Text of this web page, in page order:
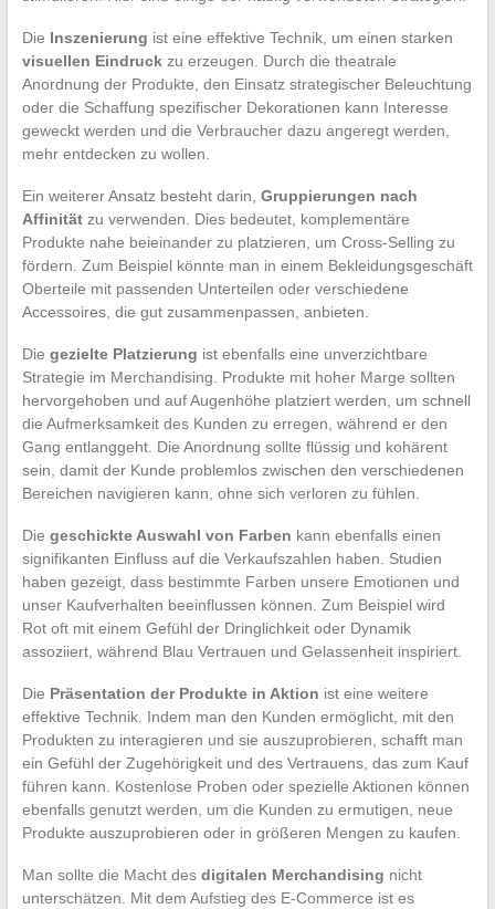
Die Inszenierung ist eine effektive Technik, um einen starken
visuellen Eindruckzu erzeugen. Durch die theatrale
Anordnung der Produkte, den Einsatz strategischer Beleuchtung
oder die Schaffung spezifischer Dekorationen kann Interesse
geweckt werden und die Verbraucher dazu angeregt werden,
mehr entdecken zu wollen.
Ein weiterer Ansatz besteht darin, Gruppierungen nach
Affinitätzu verwenden. Dies bedeutet, komplementäre
Produkte nahe beieinander zu platzieren, um Cross-Selling zu
fördern. Zum Beispiel könnte man in einem Bekleidungsgeschäft
Oberteile mit passenden Unterteilen oder verschiedene
Accessoires, die gut zusammenpassen, anbieten.
Die gezielte Platzierung ist ebenfalls eine unverzichtbare
Strategie im Merchandising. Produkte mit hoher Marge sollten
hervorgehoben und auf Augenhöhe platziert werden, um schnell
die Aufmerksamkeit des Kunden zu erregen, während er den
Gang entlanggeht. Die Anordnung sollte flüssig und kohärent
sein, damit der Kunde problemlos zwischen den verschiedenen
Bereichen navigieren kann, ohne sich verloren zu fühlen.
Die geschickte Auswahl von Farben kann ebenfalls einen
signifikanten Einfluss auf die Verkaufszahlen haben. Studien
haben gezeigt, dass bestimmte Farben unsere Emotionen und
unser Kaufverhalten beeinflussen können. Zum Beispiel wird
Rot oft mit einem Gefühl der Dringlichkeit oder Dynamik
assoziiert, während Blau Vertrauen und Gelassenheit inspiriert.
Die Präsentation der Produkte in Aktion ist eine weitere
effektive Technik. Indem man den Kunden ermöglicht, mit den
Produkten zu interagieren und sie auszuprobieren, schafft man
ein Gefühl der Zugehörigkeit und des Vertrauens, das zum Kauf
führen kann. Kostenlose Proben oder spezielle Aktionen können
ebenfalls genutzt werden, um die Kunden zu ermutigen, neue
Produkte auszuprobieren oder in größeren Mengen zu kaufen.
Man sollte die Macht des digitalen Merchandising nicht
unterschätzen. Mit dem Aufstieg des E-Commerce ist es